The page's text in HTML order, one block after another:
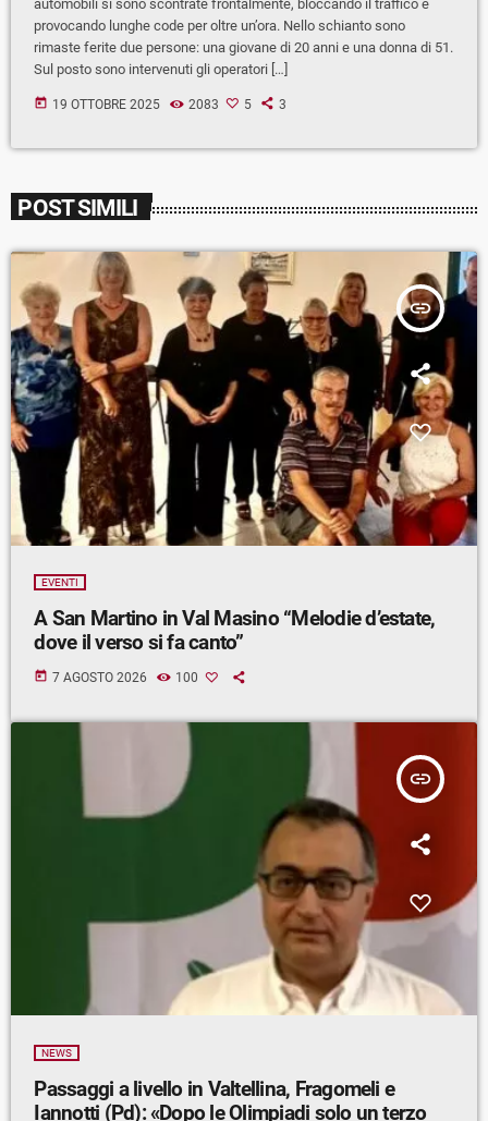
automobili si sono scontrate frontalmente, bloccando il traffico e
provocando lunghe code per oltre un’ora. Nello schianto sono
rimaste ferite due persone: una giovane di 20 anni e una donna di 51.
Sul posto sono intervenuti gli operatori […]
today 19 OTTOBRE 2025 2083 5 3
POST SIMILI
insert_link
EVENTI
A San Martino in Val Masino “Melodie d’estate,
dove il verso si fa canto”
today 7 AGOSTO 2026 100
insert_link
NEWS
Passaggi a livello in Valtellina, Fragomeli e
Iannotti (Pd): «Dopo le Olimpiadi solo un terzo